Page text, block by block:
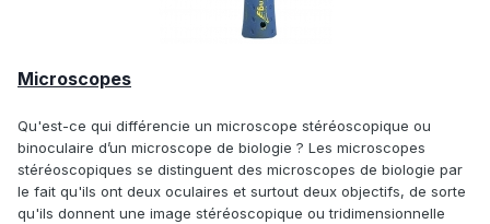
Microscopes
Qu'est-ce qui différencie un microscope stéréoscopique ou
binoculaire d’un microscope de biologie ? Les microscopes
stéréoscopiques se distinguent des microscopes de biologie par
le fait qu'ils ont deux oculaires et surtout deux objectifs, de sorte
qu'ils donnent une image stéréoscopique ou tridimensionnelle